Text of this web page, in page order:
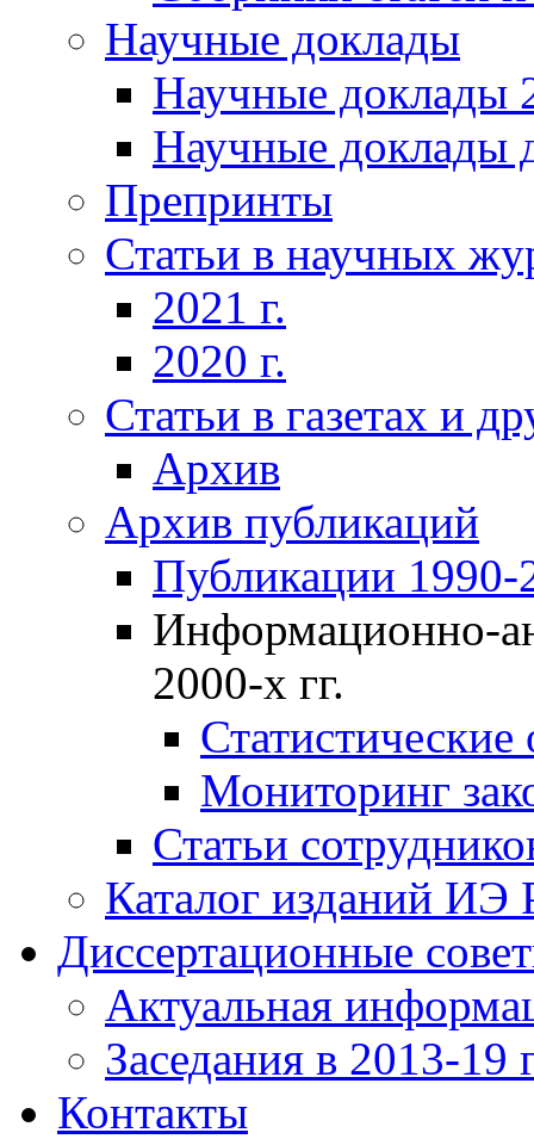
Научные доклады
Научные доклады
Научные доклады
Препринты
Статьи в научных
2021 г.
2020 г.
Статьи в газетах и
Архив
Архив публикаций
Публикации 1990-
Информационно-
2000-х гг.
Мониторинг
Статьи
Каталог изданий ИЭ
Диссертационные
Актуальная
Заседания в 2013-19
Контакты